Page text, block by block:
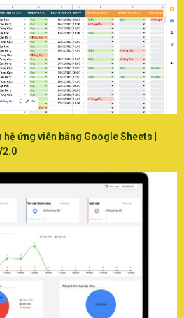
ứng viên bằng Google Sheets |